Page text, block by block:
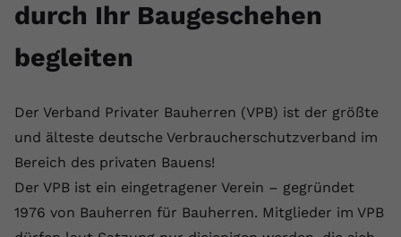
durch Ihr Baugeschehen
begleiten
Der Verband Privater Bauherren (VPB) ist der größte
und älteste deutsche Verbraucherschutzverband im
Bereich des privaten Bauens!
Der VPB ist ein eingetragener Verein – gegründet
1976 von Bauherren für Bauherren. Mitglieder im VPB